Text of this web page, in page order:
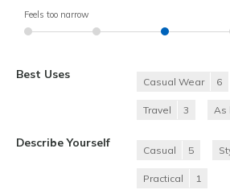
Feels too narrow
Best Uses
Casual Wear 6
Travel 3 As
Describe Yourself
Casual 5
Practical 1